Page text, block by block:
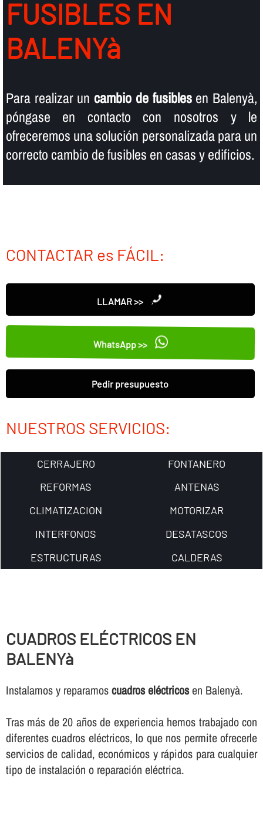
FUSIBLES EN
BALENYà
Para realizar uncambio de fusiblesen Balenyà,
póngase en contacto con nosotros y le
ofreceremos una solución personalizada para un
correcto cambio de fusibles en casas y edificios.
CONTACTAR es FÁCIL:
LLAMAR >>
WhatsApp >>
Pedir presupuesto
NUESTROS SERVICIOS:
CERRAJERO
FONTANERO
REFORMAS
ANTENAS
CLIMATIZACION
MOTORIZAR
INTERFONOS
DESATASCOS
ESTRUCTURAS
CALDERAS
CUADROS ELÉCTRICOS EN
BALENYà
Instalamos y reparamoscuadros eléctricosen Balenyà.
Tras más de 20 años de experiencia hemos trabajado con
diferentes cuadros eléctricos, lo que nos permite ofrecerle
servicios de calidad, económicos y rápidos para cualquier
tipo de instalación o reparación eléctrica.